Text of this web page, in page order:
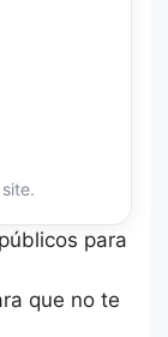
para
que no te